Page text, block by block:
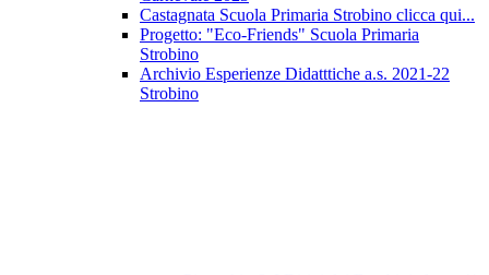
Castagnata Scuola Primaria Strobino clicca qui...
Progetto: "Eco-Friends" Scuola Primaria
Strobino
Archivio Esperienze Didatttiche a.s. 2021-22
Strobino